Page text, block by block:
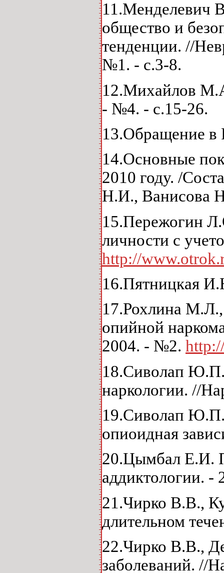
11.Менделевич
общество и
тенденции. //
№1. - с.3-8.
12.Михайлов
- №4. - с.15-26.
13.Обращение в
14.Основные
2010 году. /
Н.И., Ванисова
15.Пережогин
личности с
http://
16.Пятницкая
17.Рохлина
опийной
2004. - №2.
18.Сиволап Ю.П.
наркологии. //
19.Сиволап
опиоидная
20.Цымбал Е.И.
аддиктологии. -
21.Чирко В.В.,
длительном
22.Чирко В.В.,
заболеваний. //